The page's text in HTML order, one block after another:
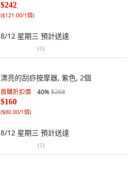
$242
($121.00/1個)
8/12 星期三 預計送達
(1)
漂亮的刮痧按摩器, 紫色, 2個
首購折扣價 40%$268
$160
($80.00/1個)
8/12 星期三 預計送達
(1)